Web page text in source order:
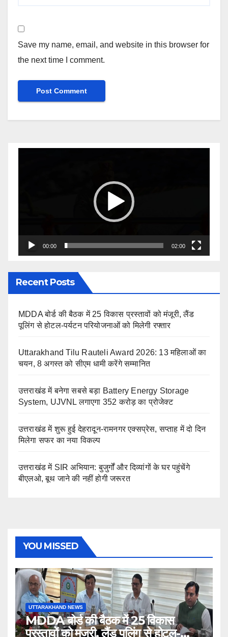
Save my name, email, and website in this browser for
the next time I comment.
00:00 02:00
Recent Posts
MDDA बोर्ड की बैठक में 25 विकास प्रस्तावों को मंजूरी, लैंड
पूलिंग से होटल-पर्यटन परियोजनाओं को मिलेगी रफ्तार
Uttarakhand Tilu Rauteli Award 2026: 13 महिलाओं का
चयन, 8 अगस्त को सीएम धामी करेंगे सम्मानित
उत्तराखंड में बनेगा सबसे बड़ा Battery Energy Storage
System, UJVNL लगाएगा 352 करोड़ का प्रोजेक्ट
उत्तराखंड में शुरू हुई देहरादून-रामनगर एक्सप्रेस, सप्ताह में दो दिन
मिलेगा सफर का नया विकल्प
उत्तराखंड में SIR अभियान: बुजुर्गों और दिव्यांगों के घर पहुंचेंगे
बीएलओ, बूथ जाने की नहीं होगी जरूरत
YOU MISSED
UTTARAKHAND NEWS
MDDA बोर्ड की बैठक में 25 विकास
प्रस्तावों को मंजूरी, लैंड पूलिंग से होटल-